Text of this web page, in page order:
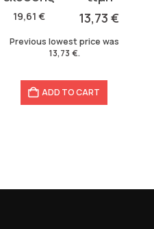
19,61€
was:
19,61 €.
13,73€
13,73 €.
Previous lowest price was
13,73 €.
ADD TO CART